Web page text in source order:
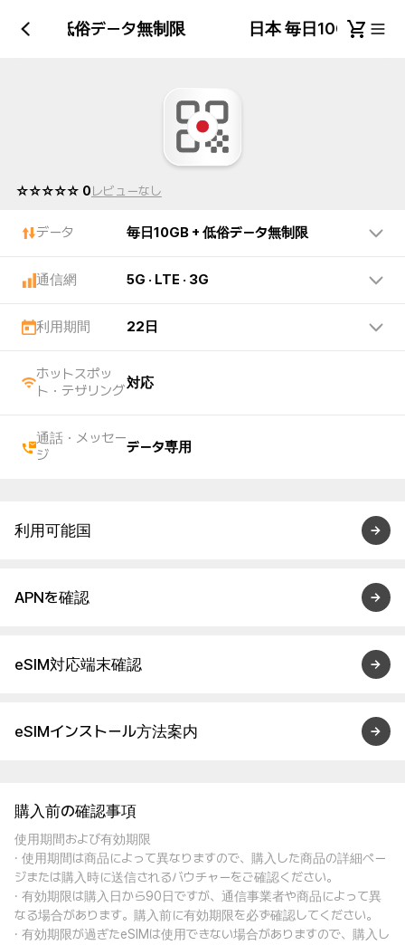
+ 低俗データ無制限 日本 毎日10GB +
☆☆☆☆☆ 0レビューなし
データ 毎日10GB + 低俗データ無制限
通信網 5G · LTE · 3G
利用期間 22日
ホットスポッ
ト・テザリング
対応
通話・メッセー
ジ
データ専用
利用可能国
APNを確認
eSIM対応端末確認
eSIMインストール方法案内
購入前の確認事項
使用期間および有効期限
· 使用期間は商品によって異なりますので、購入した商品の詳細ペー
ジまたは購入時に送信されるバウチャーをご確認ください。
· 有効期限は購入日から90日ですが、通信事業者や商品によって異
なる場合があります。購入前に有効期限を必ず確認してください。
· 有効期限が過ぎたeSIMは使用できない場合がありますので、購入し